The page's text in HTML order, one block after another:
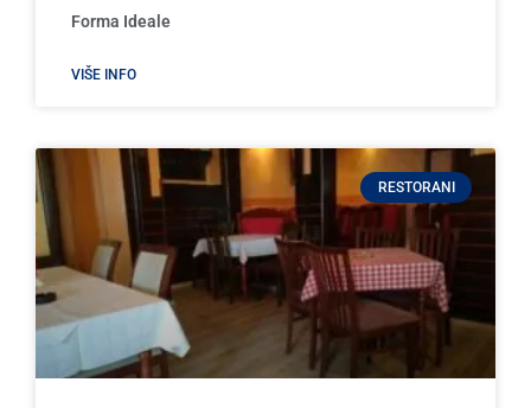
Forma Ideale
VIŠE INFO
RESTORANI